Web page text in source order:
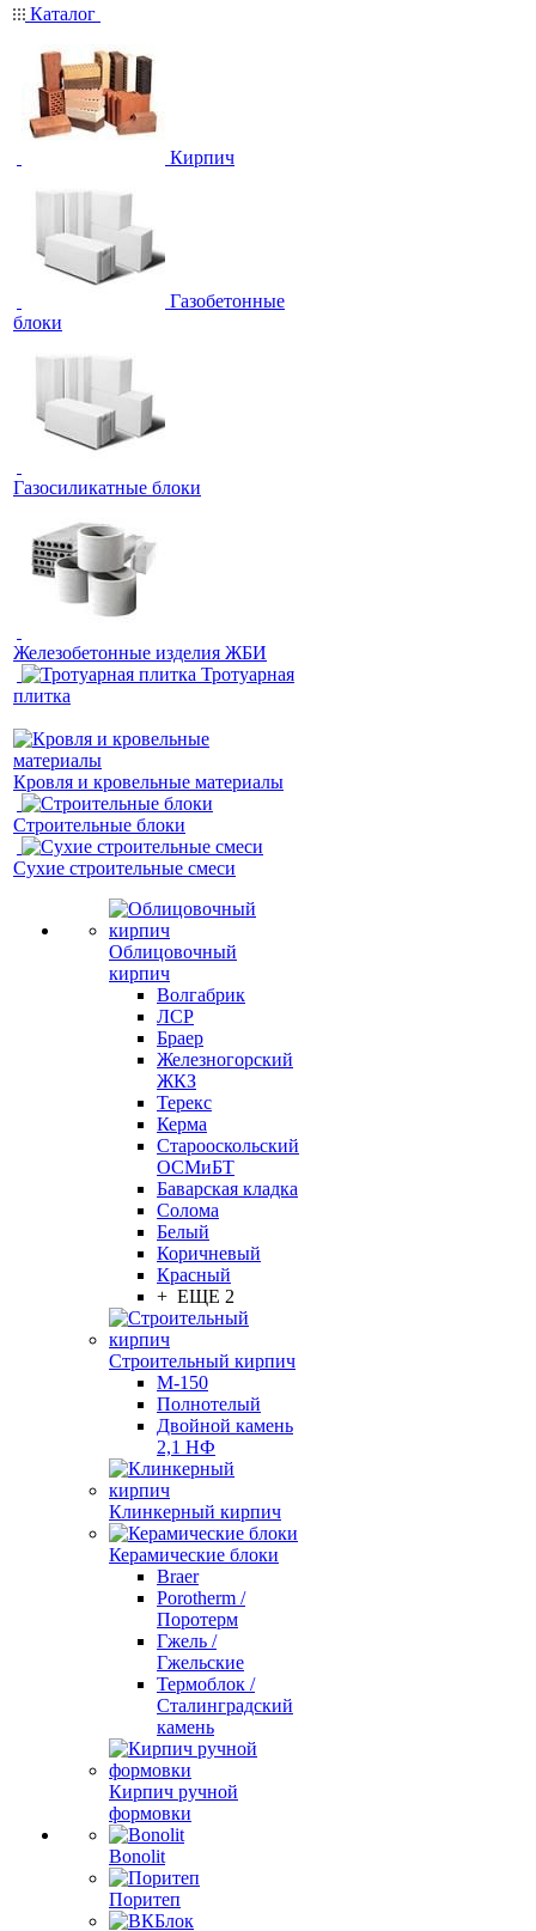
Каталог
Кирпич
Газобетонные
блоки
Газосиликатные блоки
Железобетонные изделия ЖБИ
Тротуарная
плитка
Кровля и кровельные материалы
Строительные блоки
Сухие строительные смеси
Облицовочный
кирпич
Волгабрик
ЛСР
Браер
Железногорский
ЖКЗ
Терекс
Керма
Старооскольский
ОСМиБТ
Баварская кладка
Солома
Белый
Коричневый
Красный
+ ЕЩЕ 2
Строительный кирпич
М-150
Полнотелый
Двойной камень
2,1 НФ
Клинкерный кирпич
Керамические блоки
Braer
Porotherm /
Поротерм
Гжель /
Гжельские
Термоблок /
Сталинградский
камень
Кирпич ручной
формовки
Bonolit
Поритеп